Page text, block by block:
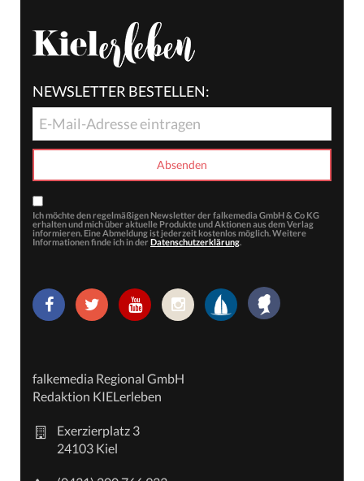
NEWSLETTER BESTELLEN:
Ich möchte den regelmäßigen Newsletter der falkemedia GmbH & Co KG
erhalten und mich über aktuelle Produkte und Aktionen aus dem Verlag
informieren. Eine Abmeldung ist jederzeit kostenlos möglich. Weitere
Informationen finde ich in der Datenschutzerklärung.
falkemedia Regional GmbH
Redaktion KIELerleben
Exerzierplatz 3
24103 Kiel